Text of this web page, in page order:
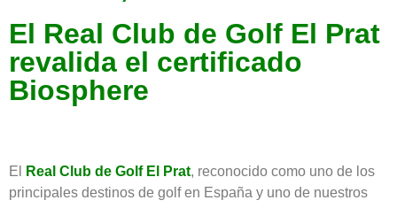
El Real Club de Golf El Prat
revalida el certificado
Biosphere
El Real Club de Golf El Prat, reconocido como uno de los
principales destinos de golf en España y uno de nuestros